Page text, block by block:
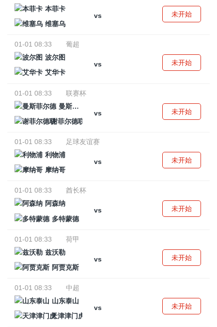
本菲卡
vs
维塞乌
未开始
01-01 08:33
葡超
波尔图
vs
艾华卡
未开始
01-01 08:33
联赛杯
曼斯菲尔德
vs
谢菲尔德联
未开始
01-01 08:33
足球友谊赛
利物浦
vs
摩纳哥
未开始
01-01 08:33
酋长杯
阿森纳
vs
多特蒙德
未开始
01-01 08:33
荷甲
兹沃勒
vs
阿贾克斯
未开始
01-01 08:33
中超
山东泰山
vs
天津津门虎
未开始